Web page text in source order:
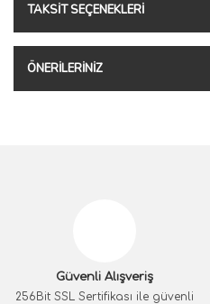
TAKSIT SEÇENEKLERI
ÖNERILERINIZ
Güvenli Alışveriş
256Bit SSL Sertifikası ile güvenli